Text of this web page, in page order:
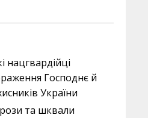
нацгвардійці
Господнє й
України
та шквали